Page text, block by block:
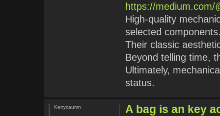
https://medium.com/
High-quality
selected
Their classic
Beyond telling time,
Ultimately,
status.
A bag is an key
Kerrycaumn